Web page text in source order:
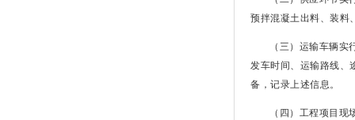
预拌混凝土出料、装料
（三）运输车辆
发车时间、运输路线、
备，记录上述信息。
（四）工程项目